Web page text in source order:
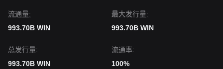
流通量:
993.70B WIN
最大发行量:
993.70B WIN
总发行量:
993.70B WIN
流通率:
100%